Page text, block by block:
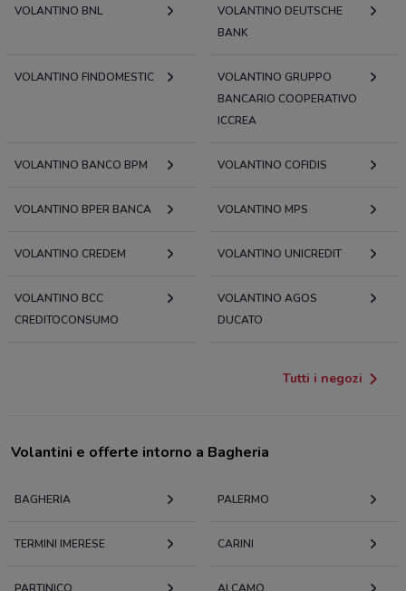
VOLANTINO BNL
VOLANTINO DEUTSCHE
BANK
VOLANTINO FINDOMESTIC
VOLANTINO GRUPPO
BANCARIO COOPERATIVO
ICCREA
VOLANTINO BANCO BPM VOLANTINO COFIDIS
VOLANTINO BPER BANCA VOLANTINO MPS
VOLANTINO CREDEM VOLANTINO UNICREDIT
VOLANTINO BCC
CREDITOCONSUMO
VOLANTINO AGOS
DUCATO
Tutti i negozi
Volantini e offerte intorno a Bagheria
BAGHERIA PALERMO
TERMINI IMERESE CARINI
PARTINICO ALCAMO